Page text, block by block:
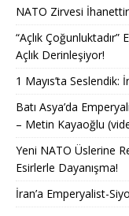
NATO Zirvesi
“Açlık
Açlık Derinleşiyor!
1 Mayıs’ta Seslendik:
Batı Asya’da
– Metin Kayaoğlu
Yeni NATO Üslerine
Esirlerle Dayanışma!
İran’a Emperyalist-